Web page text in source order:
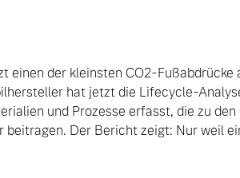
einen der kleinsten CO2-
hat jetzt die Lifecycle-
und Prozesse erfasst, die zu
beitragen. Der Bericht zeigt: Nur weil